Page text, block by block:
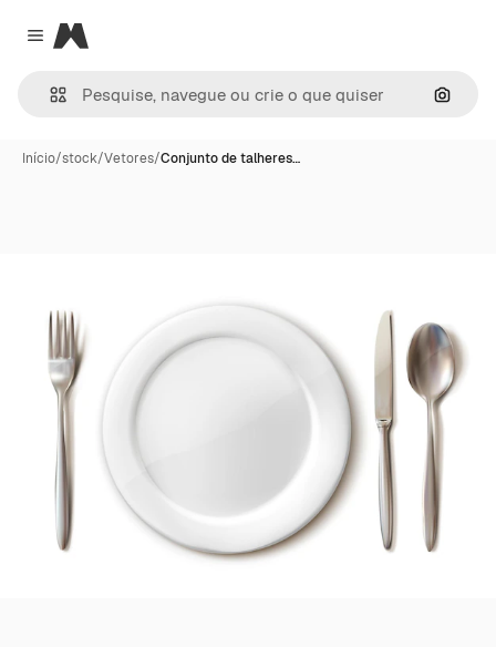
Close menu
Magnific
Início/stock/Vetores/Conjunto de talheres…